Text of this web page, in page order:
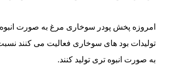
امروزه پخش پودر سوخاری مرغ به صورت
تولیدات بود های سوخاری فعالیت می‌ کنند
به صورت انبوه تری تولید کنند.